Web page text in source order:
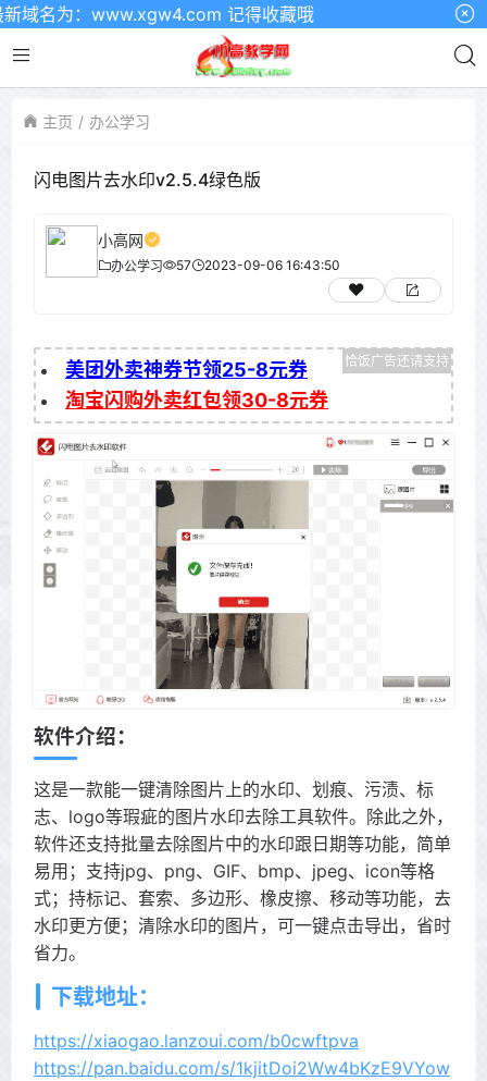
名为：www.xgw4.com 记得收藏哦
主页 办公学习
闪电图片去水印v2.5.4绿色版
小高网
办公学习 57 2023-09-06 16:43:50
美团外卖神券节领25-8元券
淘宝闪购外卖红包领30-8元券
软件介绍：
这是一款能一键清除图片上的水印、划痕、污渍、标
志、logo等瑕疵的图片水印去除工具软件。除此之外，
软件还支持批量去除图片中的水印跟日期等功能，简单
易用；支持jpg、png、GIF、bmp、jpeg、icon等格
式；持标记、套索、多边形、橡皮擦、移动等功能，去
水印更方便；清除水印的图片，可一键点击导出，省时
省力。
下载地址：
https://xiaogao.lanzoui.com/b0cwftpva
https://pan.baidu.com/s/1kjitDoi2Ww4bKzE9VYow